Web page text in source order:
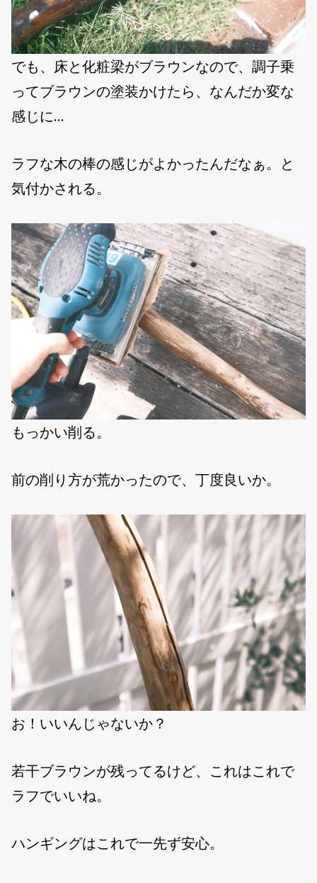
でも、床と化粧梁がブラウンなので、調子乗
ってブラウンの塗装かけたら、なんだか変な
感じに…
ラフな木の棒の感じがよかったんだなぁ。と
気付かされる。
もっかい削る。
前の削り方が荒かったので、丁度良いか。
お！いいんじゃないか？
若干ブラウンが残ってるけど、これはこれで
ラフでいいね。
ハンギングはこれで一先ず安心。